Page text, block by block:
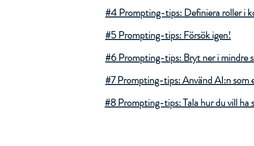
#4 Prompting-tips: Definiera roller i
#5 Prompting-tips: Försök igen!
#6 Prompting-tips: Bryt ner i mindre
#7 Prompting-tips: Använd AI:n som
#8 Prompting-tips: Tala hur du vill ha